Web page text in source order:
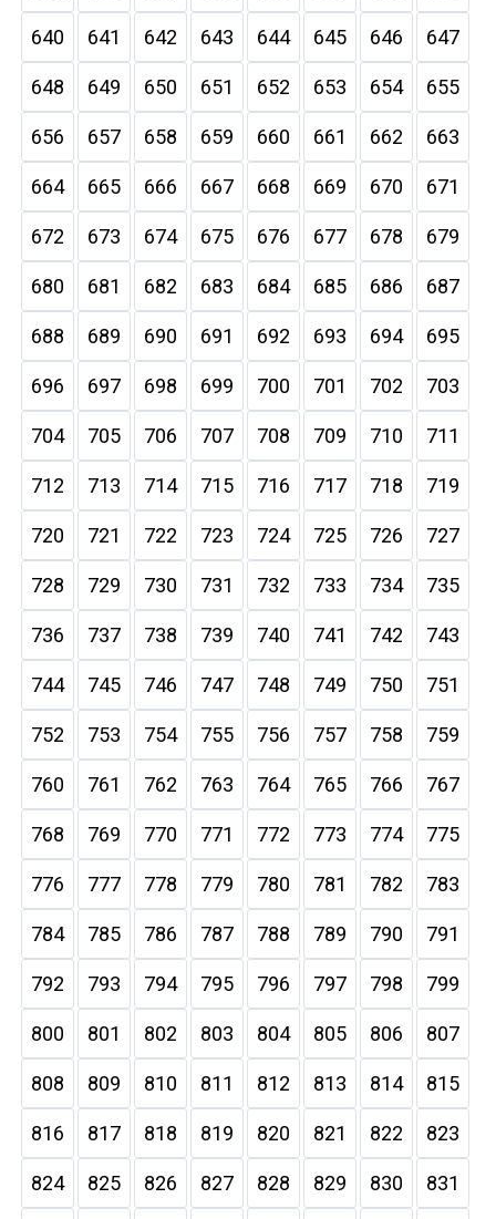
640 641 642 643 644 645 646 647
648 649 650 651 652 653 654 655
656 657 658 659 660 661 662 663
664 665 666 667 668 669 670 671
672 673 674 675 676 677 678 679
680 681 682 683 684 685 686 687
688 689 690 691 692 693 694 695
696 697 698 699 700 701 702 703
704 705 706 707 708 709 710 711
712 713 714 715 716 717 718 719
720 721 722 723 724 725 726 727
728 729 730 731 732 733 734 735
736 737 738 739 740 741 742 743
744 745 746 747 748 749 750 751
752 753 754 755 756 757 758 759
760 761 762 763 764 765 766 767
768 769 770 771 772 773 774 775
776 777 778 779 780 781 782 783
784 785 786 787 788 789 790 791
792 793 794 795 796 797 798 799
800 801 802 803 804 805 806 807
808 809 810 811 812 813 814 815
816 817 818 819 820 821 822 823
824 825 826 827 828 829 830 831